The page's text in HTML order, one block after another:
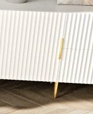
fonctionnalités de réseaux
partenaires sociaux,
avez fournies ou qu'ils ont